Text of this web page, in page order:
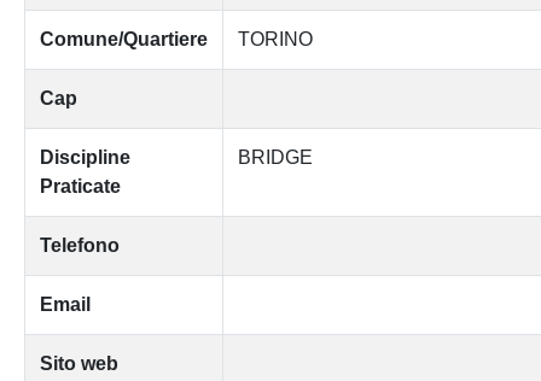
Comune/Quartiere TORINO
Cap
Discipline
Praticate
BRIDGE
Telefono
Email
Sito web